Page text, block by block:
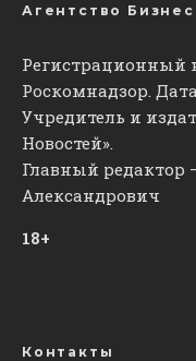
Агентство
Регистрационный
Роскомнадзор. Дата
Учредитель и
Новостей».
Главный редактор
Александрович
18+
Контакты